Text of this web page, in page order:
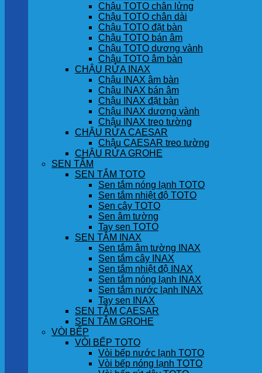
Chậu TOTO chân lửng
Chậu TOTO chân dài
Chậu TOTO đặt bàn
Chậu TOTO bán âm
Chậu TOTO dương vành
Chậu TOTO âm bàn
CHẬU RỬA INAX
Chậu INAX âm bàn
Chậu INAX bán âm
Chậu INAX đặt bàn
Chậu INAX dương vành
Chậu INAX treo tường
CHẬU RỬA CAESAR
Chậu CAESAR treo tường
CHẬU RỬA GROHE
SEN TẮM
SEN TẮM TOTO
Sen tắm nóng lạnh TOTO
Sen tắm nhiệt độ TOTO
Sen cây TOTO
Sen âm tường
Tay sen TOTO
SEN TẮM INAX
Sen tắm âm tường INAX
Sen tắm cây INAX
Sen tắm nhiệt độ INAX
Sen tắm nóng lạnh INAX
Sen tắm nước lạnh INAX
Tay sen INAX
SEN TẮM CAESAR
SEN TẮM GROHE
VÒI BẾP
VÒI BẾP TOTO
Vòi bếp nước lạnh TOTO
Vòi bếp nóng lạnh TOTO